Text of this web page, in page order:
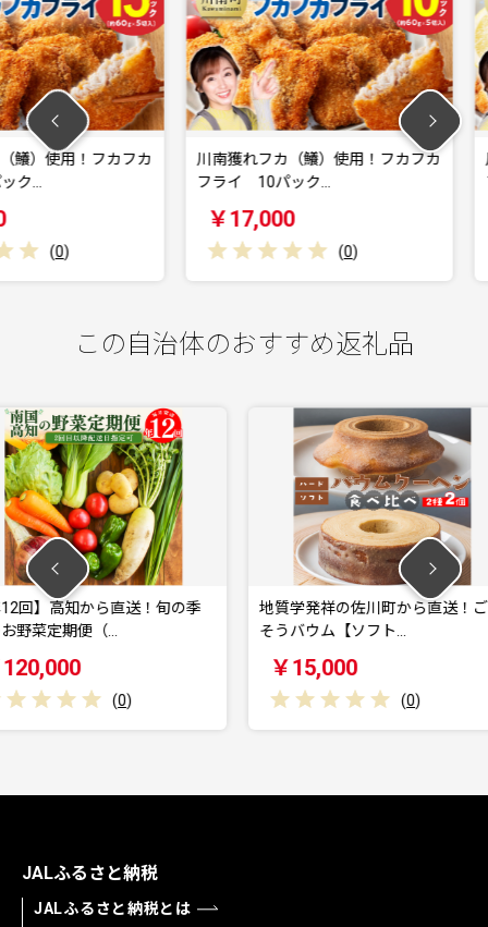
フカフカ
川南獲れフカ（鱶）使用！フカフカ
フライ 10パック…
￥17,000
(0 )
川南獲れ
フライ 5
この自治体のおすすめ返礼品
！旬の季
地質学発祥の佐川町から直送！ごち
そうバウム【ソフト…
( 0)
地質学発
JALふるさと納税
JALふるさと納税とは